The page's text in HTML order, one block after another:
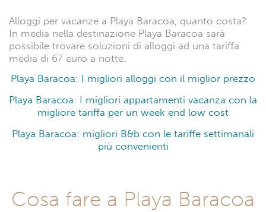
Alloggi per vacanze a Playa Baracoa, quanto costa?
In media nella destinazione Playa Baracoa sarà
possibile trovare soluzioni di alloggi ad una tariffa
media di 67 euro a notte.
Playa Baracoa: I migliori alloggi con il miglior prezzo
Playa Baracoa: I migliori appartamenti vacanza con la
migliore tariffa per un week end low cost
Playa Baracoa: migliori B&b con le tariffe settimanali
più convenienti
Cosa fare a Playa Baracoa